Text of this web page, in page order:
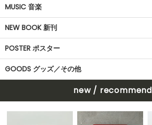
MUSIC 音楽
NEW BOOK 新刊
POSTER ポスター
GOODS グッズ／その他
new / recommend